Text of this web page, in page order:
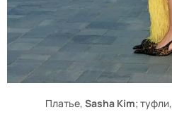
Платье, Sasha Kim; туфли,